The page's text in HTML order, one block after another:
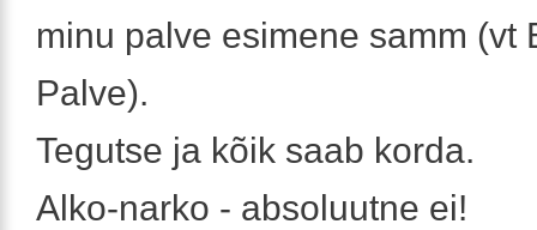
minu palve esimene samm (vt
Palve).
Tegutse ja kõik saab korda.
Alko-narko - absoluutne ei!